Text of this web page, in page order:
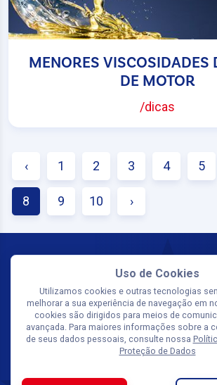
MENORES VISCOSIDADES
DE MOTOR
/dicas
‹ 1 2 3 4 5
8 9 10 ›
SIGA-NOS
Uso de Cookies
Utilizamos cookies e outras tecnologias
melhorar a sua experiência de navegação em
cookies são dirigidos para meios de
avançada. Para maiores informações sobre a
de seus dados pessoais, consulte nossa
Proteção de Dados